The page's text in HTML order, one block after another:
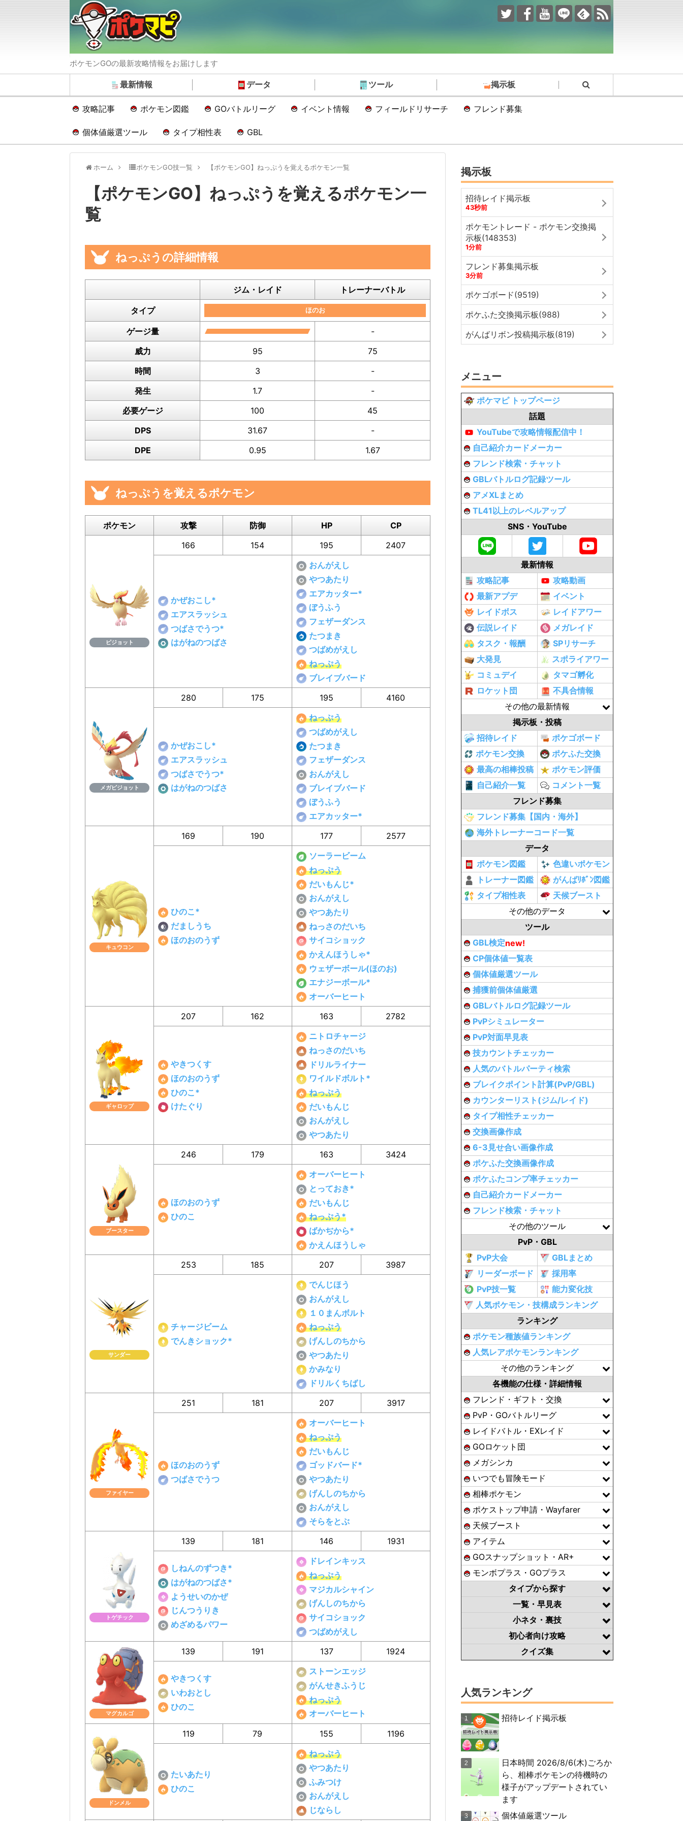
ポケモンGOの最新攻略情報をお届けします
最新情報 データ ツール 掲示板
攻略記事 ポケモン図鑑 GOバトルリーグ イベント情報 フィールドリサーチ フレンド募集
個体値厳選ツール タイプ相性表 GBL
ホーム ポケモンGO技一覧 【ポケモンGO】ねっぷうを覚えるポケモン一覧
【ポケモンGO】ねっぷうを覚えるポケモン一
覧
ねっぷうの詳細情報
ジム・レイド トレーナーバトル
タイプ ほのお
ゲージ量
-
威力
95
75
時間
3
-
発生
1.7
-
必要ゲージ
100
45
DPS
31.67
-
DPE
0.95 1.67
ねっぷうを覚えるポケモン
ポケモン 攻撃 防御 HP CP
ピジョット
166 154 195 2407
かぜおこし*
エアスラッシュ
つばさでうつ*
はがねのつばさ
おんがえし
やつあたり
エアカッター*
ぼうふう
フェザーダンス
たつまき
つばめがえし
ねっぷう
ブレイブバード
メガピジョット
280 175 195 4160
かぜおこし*
エアスラッシュ
つばさでうつ*
はがねのつばさ
ねっぷう
つばめがえし
たつまき
フェザーダンス
おんがえし
ブレイブバード
ぼうふう
エアカッター*
キュウコン
169 190 177 2577
ひのこ*
だましうち
ほのおのうず
ソーラービーム
ねっぷう
だいもんじ*
おんがえし
やつあたり
ねっさのだいち
サイコショック
かえんほうしゃ*
ウェザーボール(ほのお)
エナジーボール*
オーバーヒート
ギャロップ
207 162 163 2782
やきつくす
ほのおのうず
ひのこ*
けたぐり
ニトロチャージ
ねっさのだいち
ドリルライナー
ワイルドボルト*
ねっぷう
だいもんじ
おんがえし
やつあたり
ブースター
246 179 163 3424
ほのおのうず
ひのこ
オーバーヒート
とっておき*
だいもんじ
ねっぷう*
ばかぢから*
かえんほうしゃ
サンダー
253 185 207 3987
チャージビーム
でんきショック*
でんじほう
おんがえし
１０まんボルト
ねっぷう
げんしのちから
やつあたり
かみなり
ドリルくちばし
ファイヤー
251 181 207 3917
ほのおのうず
つばさでうつ
オーバーヒート
ねっぷう
だいもんじ
ゴッドバード*
やつあたり
げんしのちから
おんがえし
そらをとぶ
トゲチック
139 181 146 1931
しねんのずつき*
はがねのつばさ*
ようせいのかぜ
じんつうりき
めざめるパワー
ドレインキッス
ねっぷう
マジカルシャイン
げんしのちから
サイコショック
つばめがえし
マグカルゴ
139 191 137 1924
やきつくす
いわおとし
ひのこ
ストーンエッジ
がんせきふうじ
ねっぷう
オーバーヒート
ドンメル
119 79 155 1196
たいあたり
ひのこ
ねっぷう
やつあたり
ふみつけ
おんがえし
じならし
掲示板
招待レイド掲示板
43秒前
ポケモントレード - ポケモン交換掲
示板(148353)
1分前
フレンド募集掲示板
3分前
ポケゴボード(9519)
ポケふた交換掲示板(988)
がんばリボン投稿掲示板(819)
メニュー
ポケマピ トップページ
話題
YouTubeで攻略情報配信中！
自己紹介カードメーカー
フレンド検索・チャット
GBLバトルログ記録ツール
アメXLまとめ
TL41以上のレベルアップ
SNS・YouTube
最新情報
攻略記事
攻略動画
最新アプデ
イベント
レイドボス
レイドアワー
伝説レイド
メガレイド
タスク・報酬
SPリサーチ
大発見
スポライアワー
コミュデイ
タマゴ孵化
ロケット団
不具合情報
その他の最新情報
掲示板・投稿
招待レイド
ポケゴボード
ポケモン交換
ポケふた交換
最高の相棒投稿
ポケモン評価
自己紹介一覧
コメント一覧
フレンド募集
フレンド募集【国内・海外】
海外トレーナーコード一覧
データ
ポケモン図鑑
色違いポケモン
トレーナー図鑑
がんばﾘﾎﾞﾝ図鑑
タイプ相性表
天候ブースト
その他のデータ
ツール
GBL検定new!
CP個体値一覧表
個体値厳選ツール
捕獲前個体値厳選
GBLバトルログ記録ツール
PvPシミュレーター
PvP対面早見表
技カウントチェッカー
人気のバトルパーティ検索
ブレイクポイント計算(PvP/GBL)
カウンターリスト(ジム/レイド)
タイプ相性チェッカー
交換画像作成
6-3見せ合い画像作成
ポケふた交換画像作成
ポケふたコンプ率チェッカー
自己紹介カードメーカー
フレンド検索・チャット
その他のツール
PvP・GBL
PvP大会
GBLまとめ
リーダーボード
採用率
PvP技一覧
能力変化技
人気ポケモン・技構成ランキング
ランキング
ポケモン種族値ランキング
人気レアポケモンランキング
その他のランキング
各機能の仕様・詳細情報
フレンド・ギフト・交換
PvP・GOバトルリーグ
レイドバトル・EXレイド
GOロケット団
メガシンカ
いつでも冒険モード
相棒ポケモン
ポケストップ申請・Wayfarer
天候ブースト
アイテム
GOスナップショット・AR+
モンボプラス・GOプラス
タイプから探す
一覧・早見表
小ネタ・裏技
初心者向け攻略
クイズ集
人気ランキング
招待レイド掲示板
日本時間 2026/8/6(木)ごろか
ら、相棒ポケモンの待機時の
様子がアップデートされてい
ます
個体値厳選ツール